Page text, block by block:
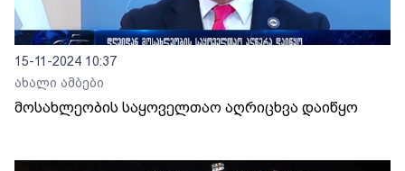
15-11-2024 10:37
ახალი ამბები
მოსახლეობის საყოველთაო აღრიცხვა დაიწყო